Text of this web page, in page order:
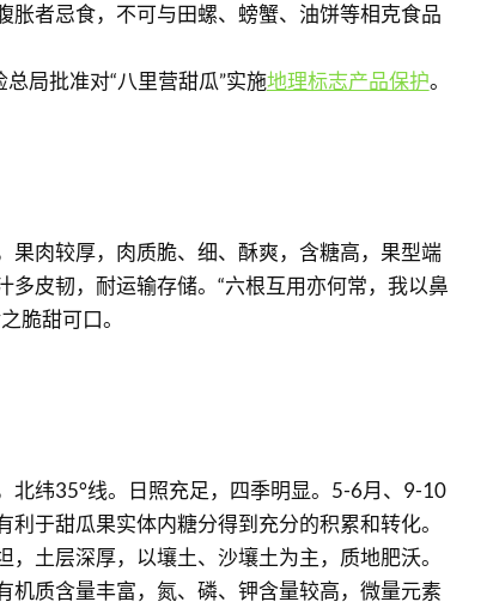
胀者忌食，不可与田螺、螃蟹、油饼等相克食品
局批准对“八里营甜瓜”实施地理标志产品保护。
果肉较厚，肉质脆、细、酥爽，含糖高，果型端
多皮韧，耐运输存储。“六根互用亦何常，我以鼻
脆甜可口。
北纬35°线。日照充足，四季明显。5-6月、9-10
于甜瓜果实体内糖分得到充分的积累和转化。
土层深厚，以壤土、沙壤土为主，质地肥沃。
机质含量丰富，氮、磷、钾含量较高，微量元素